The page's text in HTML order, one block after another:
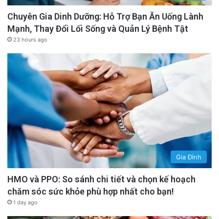
Chuyên Gia Dinh Dưỡng: Hỗ Trợ Bạn Ăn Uống Lành
Mạnh, Thay Đổi Lối Sống và Quản Lý Bệnh Tật
23 hours ago
Gia Đình
HMO và PPO: So sánh chi tiết và chọn kế hoạch
chăm sóc sức khỏe phù hợp nhất cho bạn!
1 day ago